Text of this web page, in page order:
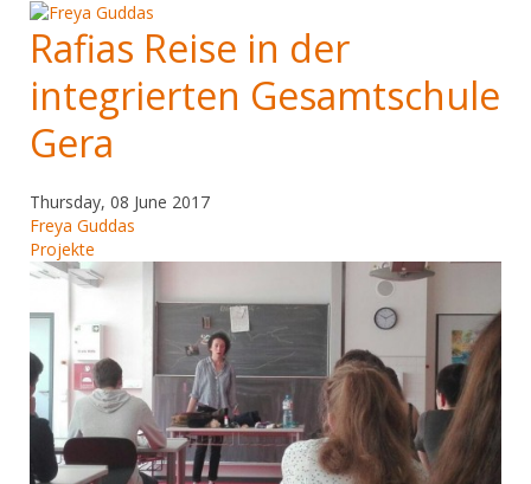
Rafias Reise in der
integrierten Gesamtschule
Gera
Thursday, 08 June 2017
Freya Guddas
Projekte